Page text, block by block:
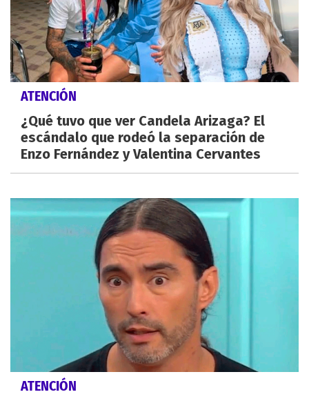
ATENCIÓN
¿Qué tuvo que ver Candela Arizaga? El
escándalo que rodeó la separación de
Enzo Fernández y Valentina Cervantes
ATENCIÓN